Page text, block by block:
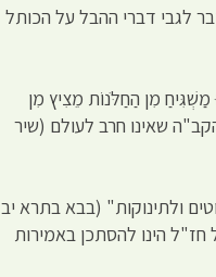
לגבי דברי ההבל על הכותל
מִן הַחַלֹּנוֹת מֵצִיץ מִן
הקב"ה שאינו חרב לעולם (שיר
ולתינוקות" (בבא בתרא יב
הינו להסתכן באמירות